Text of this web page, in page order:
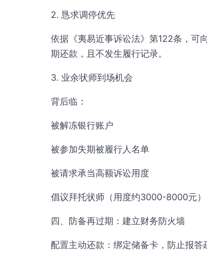
2. 恳求调停优先
依据《夷易近事诉讼法》第122条，可
期还款，且不发生履行记录。
3. 业余状师到场机会
背后临：
被解冻银行账户
被参加失期被履行人名单
被请求承当高额诉讼用度
倡议拜托状师（用度约3000-8000元）
四、防备再过期：建立财务防火墙
配置主动还款：绑定储备卡，防止报答